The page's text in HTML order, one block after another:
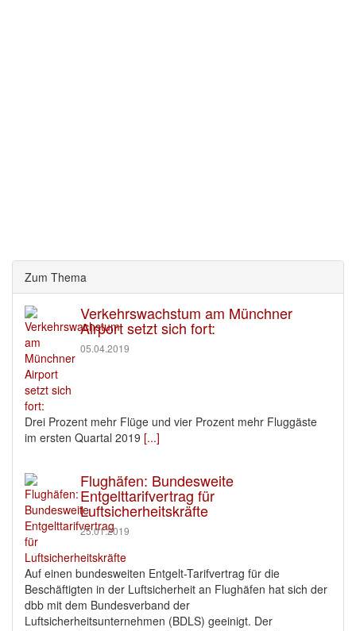
Zum Thema
Verkehrswachstum am Münchner
Airport setzt sich fort:
05.04.2019
Drei Prozent mehr Flüge und vier Prozent mehr Fluggäste
im ersten Quartal 2019 [...]
Flughäfen: Bundesweite
Entgelttarifvertrag für
Luftsicherheitskräfte
25.01.2019
Auf einen bundesweiten Entgelt-Tarifvertrag für die
Beschäftigten in der Luftsicherheit an Flughäfen hat sich der
dbb mit dem Bundesverband der
Luftsicherheitsunternehmen (BDLS) geeinigt. Der